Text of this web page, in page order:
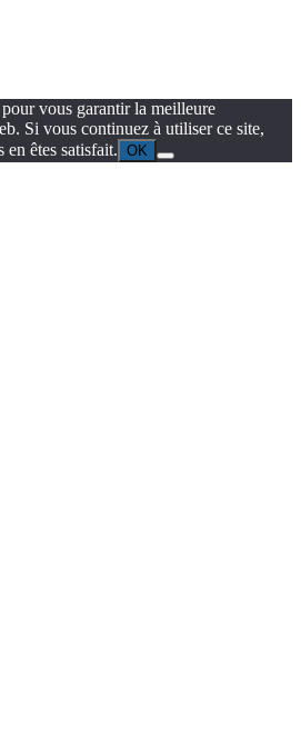
vous garantir la meilleure
Si vous continuez à utiliser ce site,
en êtes satisfait. OK